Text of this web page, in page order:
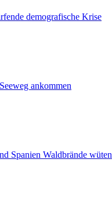
demografische Krise
ankommen
Spanien Waldbrände wüten